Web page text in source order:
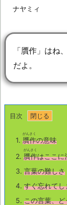
ナヤミィ
「贋作」はね
だよ。
目次
1. 贋作
がんさく
の意味
2. 贋作
がんさく
はここに
3. 言葉の難しさ
4. すぐ忘れて
5. この言葉、ど